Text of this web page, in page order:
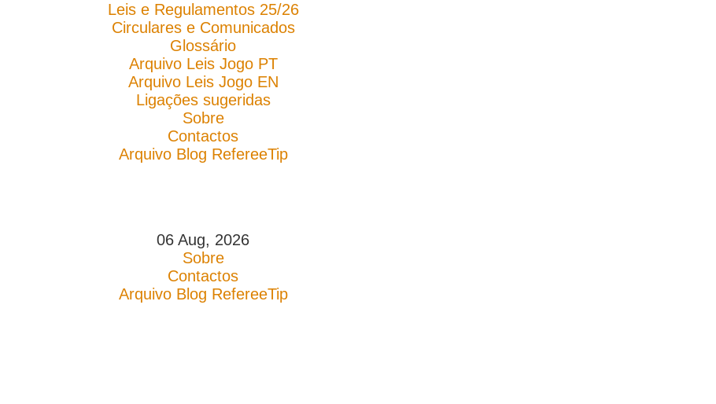
Leis e Regulamentos 25/26
Circulares e Comunicados
Glossário
Arquivo Leis Jogo PT
Arquivo Leis Jogo EN
Ligações sugeridas
Sobre
Contactos
Arquivo Blog RefereeTip
06 Aug, 2026
Sobre
Contactos
Arquivo Blog RefereeTip